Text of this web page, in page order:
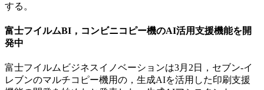
する。
富士フイルムBI，コンビニコピー機のAI活用支援機能を開
発中
富士フイルムビジネスイノベーションは3月2日，セブン‐イ
レブンのマルチコピー機用の，生成AIを活用した印刷支援